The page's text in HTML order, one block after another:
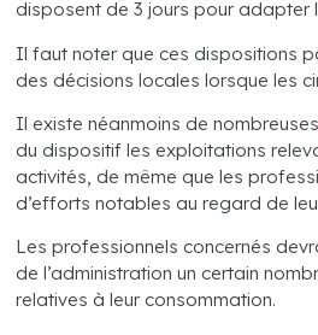
disposent de 3 jours pour adapter
Il faut noter que ces dispositions
des décisions locales lorsque les
Il existe néanmoins de nombreuses
du dispositif les exploitations
activités, de même que les
d’efforts notables au regard de
Les professionnels concernés
de l’administration un certain
relatives à leur consommation.